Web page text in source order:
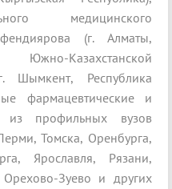
медицинского
(г. Алматы,
Южно-Казахстанской
Шымкент, Республика
фармацевтические и
из профильных вузов
Томска, Оренбурга,
Ярославля, Рязани,
Зуево и других